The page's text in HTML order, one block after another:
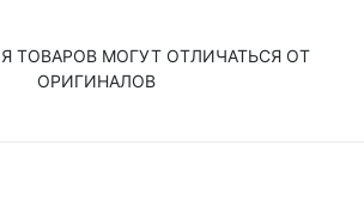
ТОВАРОВ МОГУТ ОТЛИЧАТЬСЯ ОТ
ОРИГИНАЛОВ